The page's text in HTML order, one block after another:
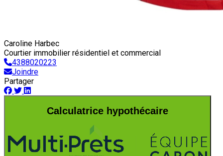
Caroline Harbec
Courtier immobilier résidentiel et commercial
4388020223
Joindre
Partager
Calculatrice hypothécaire